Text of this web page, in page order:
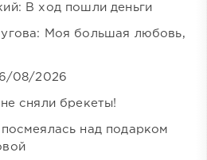
В ход пошли деньги
Моя большая любовь,
08/2026
сняли брекеты!
над подарком